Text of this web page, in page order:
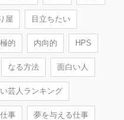
屋 目立ちたい
的 内向的 HPS
なる方法 面白い人
芸人ランキング
事 夢を与える仕事